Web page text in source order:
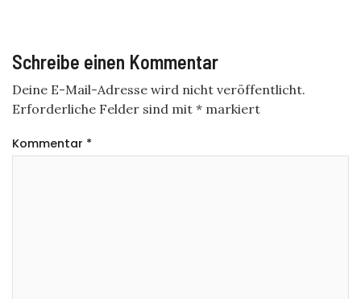
Schreibe einen Kommentar
Deine E-Mail-Adresse wird nicht veröffentlicht.
Erforderliche Felder sind mit * markiert
Kommentar *